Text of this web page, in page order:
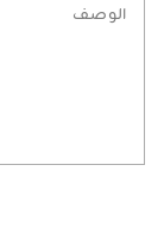
الوصف